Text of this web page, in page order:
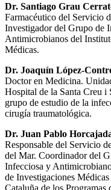
Dr. Santiago Grau
Farmacéutico del Servicio
Investigador del Grupo de
Antimicrobianos del
Médicas.
Dr. Joaquín López-
Doctor en Medicina.
Hospital de la Santa Creu i
grupo de estudio de la
cirugía traumatológica.
Dr. Juan Pablo
Responsable del Servicio
del Mar. Coordinador del
Infecciosa y
de Investigaciones
Cataluña de los